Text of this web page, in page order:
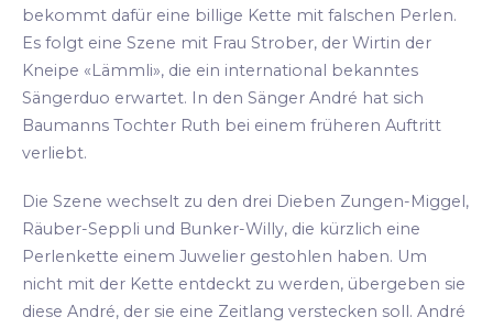
bekommt dafür eine billige Kette mit falschen Perlen.
Es folgt eine Szene mit Frau Strober, der Wirtin der
Kneipe «Lämmli», die ein international bekanntes
Sängerduo erwartet. In den Sänger André hat sich
Baumanns Tochter Ruth bei einem früheren Auftritt
verliebt.
Die Szene wechselt zu den drei Dieben Zungen-Miggel,
Räuber-Seppli und Bunker-Willy, die kürzlich eine
Perlenkette einem Juwelier gestohlen haben. Um
nicht mit der Kette entdeckt zu werden, übergeben sie
diese André, der sie eine Zeitlang verstecken soll. André